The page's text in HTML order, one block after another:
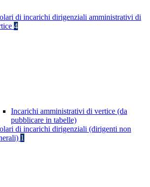
di incarichi dirigenziali amministrativi di
4
Incarichi amministrativi di vertice (da
pubblicare in tabelle)
di incarichi dirigenziali (dirigenti non
1